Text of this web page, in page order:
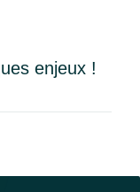
enjeux !